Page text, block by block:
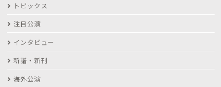
トピックス
注目公演
インタビュー
新譜・新刊
海外公演